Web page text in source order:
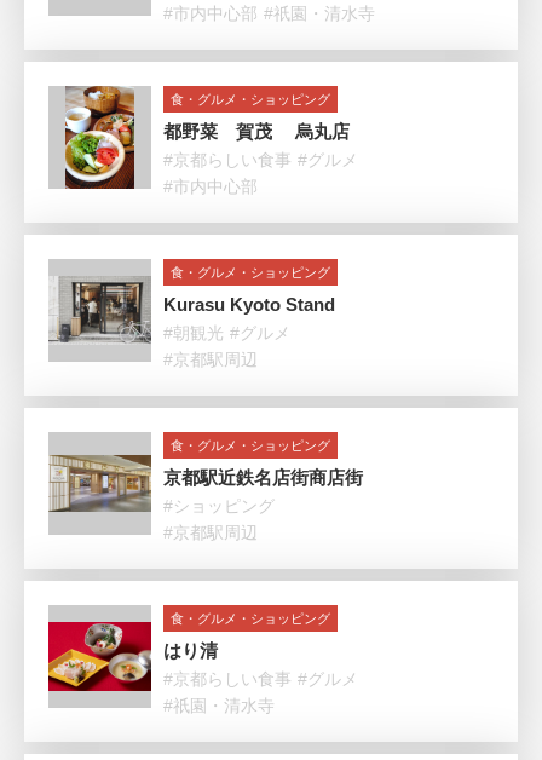
#市内中心部 #祇園・清水寺
食・グルメ・ショッピング
都野菜 賀茂 烏丸店
#京都らしい食事 #グルメ
#市内中心部
食・グルメ・ショッピング
Kurasu Kyoto Stand
#朝観光 #グルメ
#京都駅周辺
食・グルメ・ショッピング
京都駅近鉄名店街商店街
#ショッピング
#京都駅周辺
食・グルメ・ショッピング
はり清
#京都らしい食事 #グルメ
#祇園・清水寺